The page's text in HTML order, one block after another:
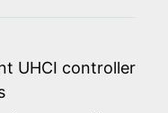
UHCI controller